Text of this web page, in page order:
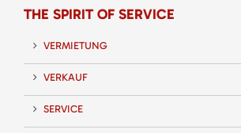
THE SPIRIT OF SERVICE
VERMIETUNG
VERKAUF
SERVICE